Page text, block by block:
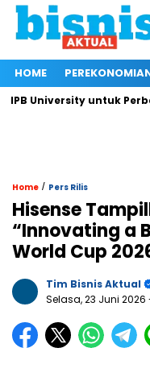
HOME
University untuk
Home / Pers Rilis
Hisense
“Innovating a
World Cup
Tim Bisnis Aktual
Selasa, 23 Juni 2026